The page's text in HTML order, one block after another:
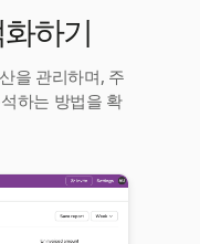
하기
을 관리하며, 주
하는 방법을 확